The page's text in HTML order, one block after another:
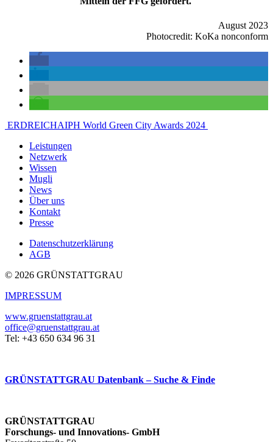
August 2023
Photocredit: KoKa nonconform
Beitragsnavigation
ERDREICHAIPH World Green City Awards 2024
Leistungen
Netzwerk
Wissen
Mugli
News
Über uns
Kontakt
Presse
Datenschutzerklärung
AGB
© 2026 GRÜNSTATTGRAU
IMPRESSUM
www.gruenstattgrau.at
office@gruenstattgrau.at
Tel: +43 650 634 96 31
GRÜNSTATTGRAU Datenbank – Suche & Finde
GRÜNSTATTGRAU
Forschungs- und Innovations- GmbH